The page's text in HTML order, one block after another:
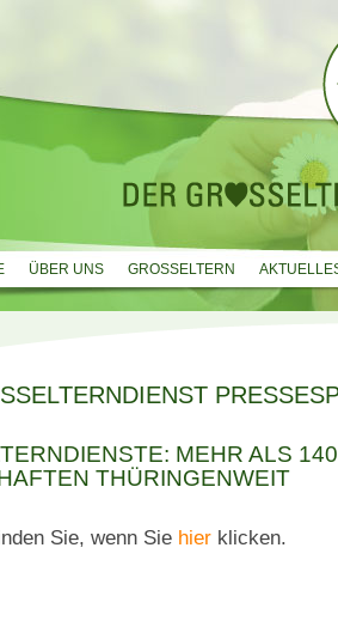
ÜBER UNS GROSSELTERN
MEHR ALS 140 P
THÜRINGENWEIT
Sie, wenn Sie hier klicken.